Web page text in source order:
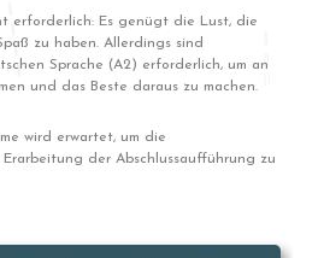
erforderlich: Es genügt die Lust, die
zu haben. Allerdings sind
Sprache (A2) erforderlich, um an
und das Beste daraus zu machen.
wird erwartet, um die
der Abschlussaufführung zu